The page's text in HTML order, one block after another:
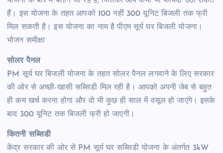
हैं। इस योजना के तहत आपको 100 नहीं 300 यूनिट बिजली तक फ्री
मिल सकती है। इस योजना का नाम है पीएम सूर्य घर बिजली योजना।
भोजन समीक्षा
सोलर पैनल
PM सूर्य घर बिजली योजना के तहत सोलर पैनल लगवाने के लिए सरकार
की ओर से अच्छी-खासी सब्सिडी मिल रही है। आपको अपनी जेब से बहुत
ही कम खर्च करना होगा और वो भी कुछ ही साल में वसूल हो जाएंगे। इसके
बाद 300 यूनिट तक बिजली फ्री हो जाएगी।
कितनी सब्सिडी
केंद्र सरकार की ओर से PM सूर्य घर सब्सिडी योजना के अंतर्गत 3kW